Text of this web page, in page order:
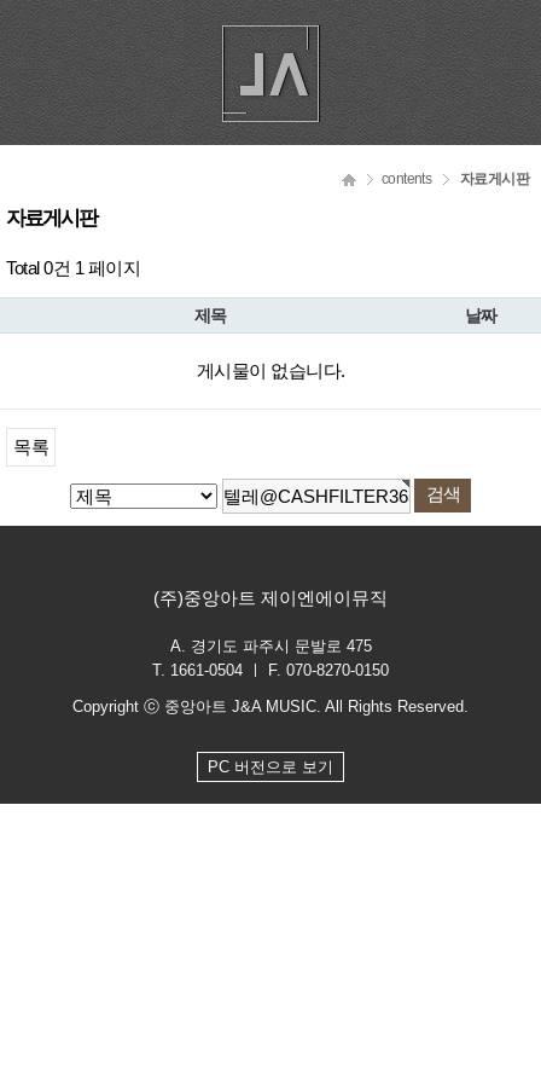
contents 자료게시판
자료게시판
Total 0건 1 페이지
제목 날짜
게시물이 없습니다.
목록
(주)중앙아트 제이엔에이뮤직
A. 경기도 파주시 문발로 475
T. 1661-0504 ㅣ F. 070-8270-0150
Copyright ⓒ 중앙아트 J&A MUSIC. All Rights Reserved.
PC 버전으로 보기